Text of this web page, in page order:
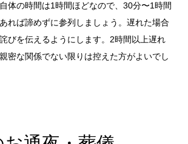
体の時間は1時間ほどなので、30分〜1時間
れば諦めずに参列しましょう。遅れた場合
びを伝えるようにします。2時間以上遅れ
密な関係でない限りは控えた方がよいでし